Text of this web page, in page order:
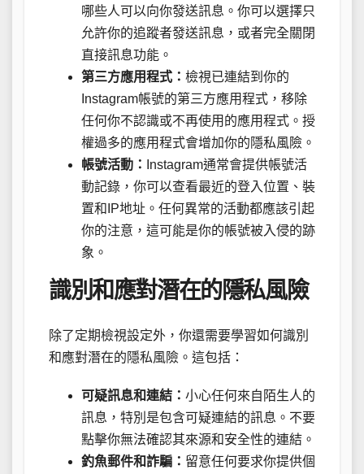
哪些人可以向你發送訊息。你可以選擇只
允許你的追蹤者發送訊息，或者完全關閉
直接訊息功能。
第三方應用程式： 檢視已連結到你的
Instagram帳號的第三方應用程式，移除
任何你不認識或不再使用的應用程式。授
權過多的應用程式會增加你的隱私風險。
帳號活動：
Instagram通常會提供帳號活
動記錄，你可以查看最近的登入位置、裝
置和IP地址。任何異常的活動都應該引起
你的注意，這可能是你的帳號被入侵的跡
象。
識別和應對潛在的隱私風險
除了定期檢視設定外，你還需要學習如何識別
和應對潛在的隱私風險。這包括：
可疑訊息和連結： 小心任何來自陌生人的
訊息，特別是包含可疑連結的訊息。不要
點擊你無法確認其來源和安全性的連結。
釣魚郵件和詐騙： 留意任何要求你提供個